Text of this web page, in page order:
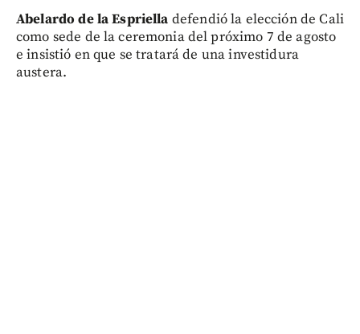
Abelardo de la Espriella defendió la elección de Cali
como sede de la ceremonia del próximo 7 de agosto
e insistió en que se tratará de una investidura
austera.